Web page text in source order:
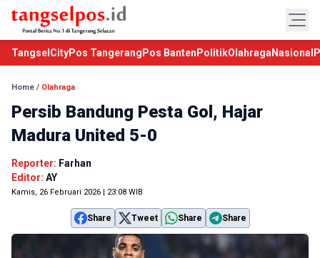
TangselCityPos Tangerang Pos Banten PolitikOlahraga Nasional
Home / Olahraga
Persib Bandung Pesta Gol, Hajar
Madura United 5-0
Reporter: Farhan
Editor: AY
Kamis, 26 Februari 2026 | 23:08 WIB
Share Tweet Share Share